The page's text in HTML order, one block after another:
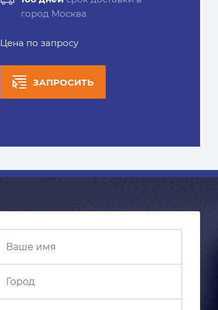
город Москва
Цена по запросу
ЗАПРОСИТЬ